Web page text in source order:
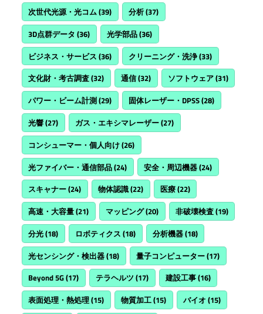
次世代光源・光コム(39) 分析(37)
3D点群データ (36) 光学部品(36)
ビジネス・サービス (36) クリーニング・洗浄(33)
文化財・考古調査(32) 通信(32) ソフトウェア(31)
パワー・ビーム計測(29) 固体レーザー・DPSS(28)
光響(27) ガス・エキシマレーザー(27)
コンシューマー・個人向け(26)
光ファイバー・通信部品(24) 安全・周辺機器(24)
スキャナー(24) 物体認識(22) 医療(22)
高速・大容量(21) マッピング(20) 非破壊検査(19)
分光(18) ロボティクス (18) 分析機器(18)
光センシング・検出器(18) 量子コンピューター(17)
Beyond 5G(17) テラヘルツ (17) 建設工事(16)
表面処理・熱処理(15) 物質加工(15) バイオ (15)